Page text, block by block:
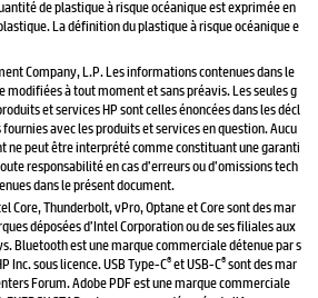
de plastique à risque océanique est exprimée en
La définition du plastique à risque océanique e
Company, L.P. Les informations contenues dans le
à tout moment et sans préavis. Les seules g
et services HP sont celles énoncées dans les décl
avec les produits et services en question. Aucu
ne peut être interprété comme constituant une garanti
responsabilité en cas d’erreurs ou d’omissions tech
dans le présent document.
Core, Thunderbolt, vPro, Optane et Core sont des mar
déposées d’Intel Corporation ou de ses filiales aux
Bluetooth est une marque commerciale détenue par s
Inc. sous licence. USB Type-C®et USB-C®sont des mar
Forum. Adobe PDF est une marque commerciale